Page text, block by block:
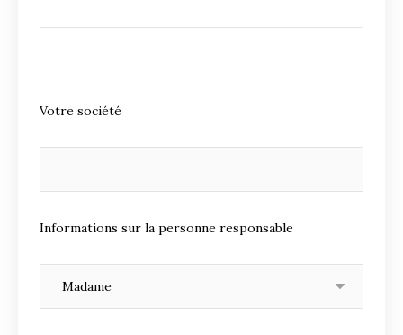
Votre société
Informations sur la personne responsable